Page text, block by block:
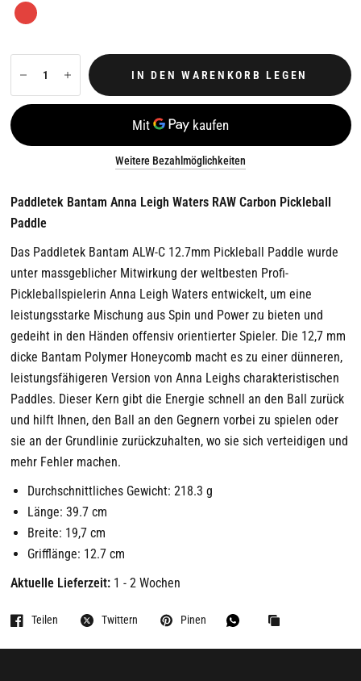
IN DEN WARENKORB LEGEN
Weitere Bezahlmöglichkeiten
Paddletek Bantam Anna Leigh Waters RAW Carbon Pickleball
Paddle
Das Paddletek Bantam ALW-C 12.7mm Pickleball Paddle wurde
unter massgeblicher Mitwirkung der weltbesten Profi-
Pickleballspielerin Anna Leigh Waters entwickelt, um eine
leistungsstarke Mischung aus Spin und Power zu bieten und
gedeiht in den Händen offensiv orientierter Spieler. Die 12,7 mm
dicke Bantam Polymer Honeycomb macht es zu einer dünneren,
leistungsfähigeren Version von Anna Leighs charakteristischen
Paddles. Dieser Kern gibt die Energie schnell an den Ball zurück
und hilft Ihnen, den Ball an den Gegnern vorbei zu spielen oder
sie an der Grundlinie zurückzuhalten, wo sie sich verteidigen und
mehr Fehler machen.
Durchschnittliches Gewicht: 218.3 g
Länge: 39.7 cm
Breite: 19,7 cm
Grifflänge: 12.7 cm
Aktuelle Lieferzeit:1 - 2 Wochen
Teilen Twittern Pinen